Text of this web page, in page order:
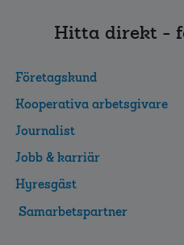
Hitta direkt -
Företagskund
Kooperativa arbetsgivare
Journalist
Jobb & karriär
Hyresgäst